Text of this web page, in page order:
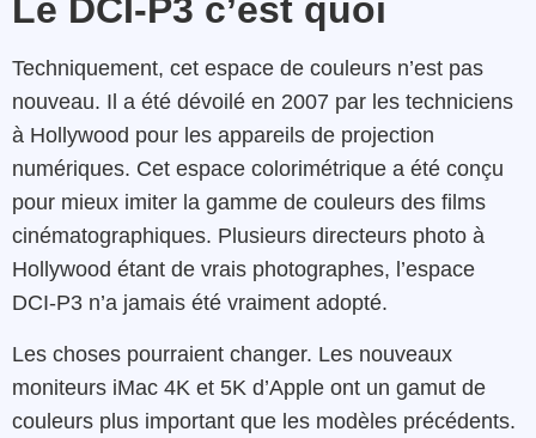
Le DCI-P3 c’est quoi
Techniquement, cet espace de couleurs n’est pas
nouveau. Il a été dévoilé en 2007 par les techniciens
à Hollywood pour les appareils de projection
numériques. Cet espace colorimétrique a été conçu
pour mieux imiter la gamme de couleurs des films
cinématographiques. Plusieurs directeurs photo à
Hollywood étant de vrais photographes, l’espace
DCI-P3 n’a jamais été vraiment adopté.
Les choses pourraient changer. Les nouveaux
moniteurs iMac 4K et 5K d’Apple ont un gamut de
couleurs plus important que les modèles précédents.